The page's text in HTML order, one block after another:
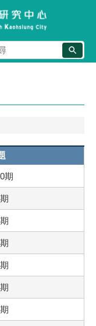
搜
尋
期